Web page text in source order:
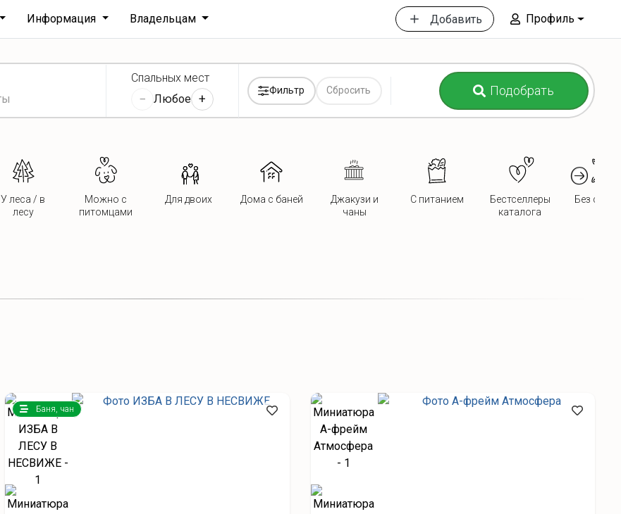
Информация Владельцам Добавить Профиль
Спальных мест
− Любое +
Фильтр Сбросить Подобрать
У леса / в
лесу
Можно с
питомцами
Для двоих Дома с баней
Джакузи и
чаны
С питанием
Бестселлеры
каталога
Без
Баня, чан